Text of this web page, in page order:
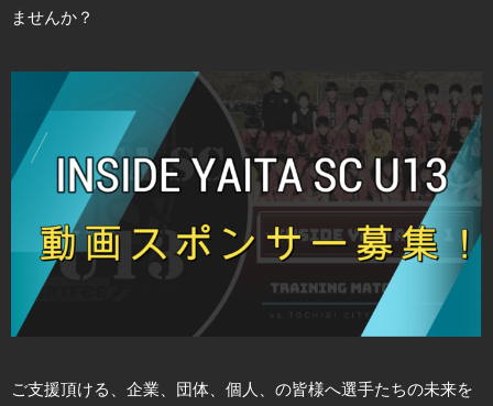
ませんか？
ご支援頂ける、企業、団体、個人、の皆様へ選手たちの未来を